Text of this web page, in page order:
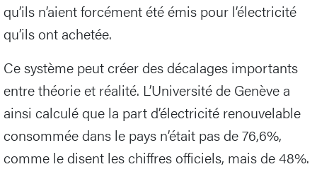
qu’ils n’aient forcément été émis pour l’électricité
qu’ils ont achetée.
Ce système peut créer des décalages importants
entre théorie et réalité. L’Université de Genève a
ainsi calculé que la part d’électricité renouvelable
consommée dans le pays n’était pas de 76,6%,
comme le disent les chiffres officiels, mais de 48%.